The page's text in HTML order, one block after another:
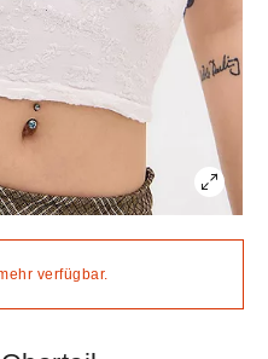
verfügbar.